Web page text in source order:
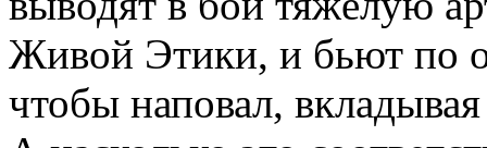
Живой Этики, и бьют по
чтобы наповал,